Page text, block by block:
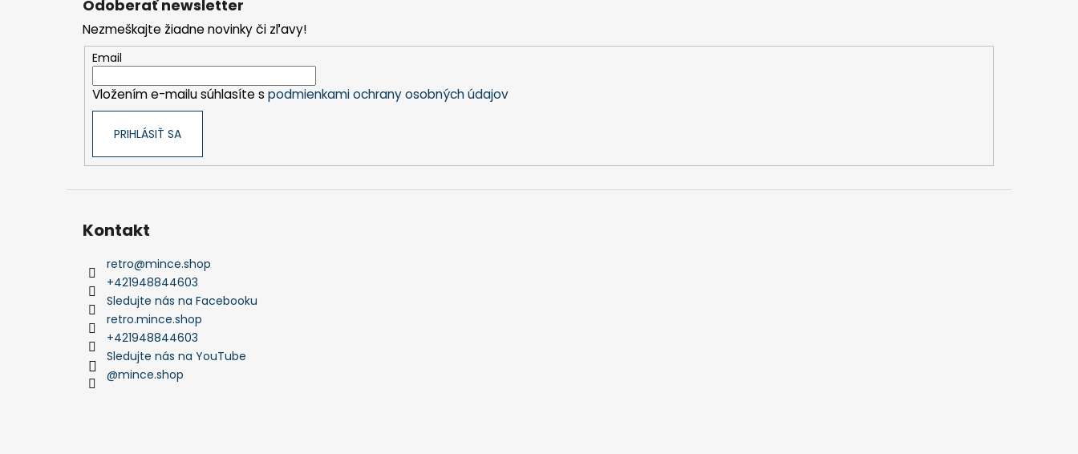
Odoberať newsletter
Nezmeškajte žiadne novinky či zľavy!
Email
Vložením e-mailu súhlasíte s podmienkami ochrany osobných údajov
PRIHLÁSIŤ SA
Kontakt
retro@mince.shop
+421948844603
Sledujte nás na Facebooku
retro.mince.shop
+421948844603
Sledujte nás na YouTube
@mince.shop